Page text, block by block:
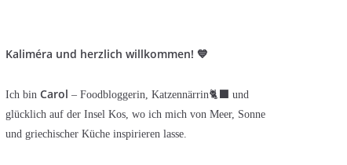
Kaliméra und herzlich willkommen! 💙
Ich bin Carol – Foodbloggerin, Katzennärrin🐈‍⬛ und
glücklich auf der Insel Kos, wo ich mich von Meer, Sonne
und griechischer Küche inspirieren lasse.